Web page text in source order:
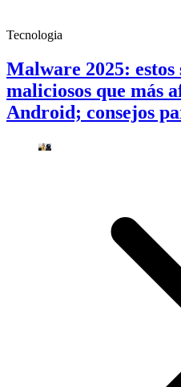
Tecnologia
Malware 2025:
maliciosos que más
Android; consejos